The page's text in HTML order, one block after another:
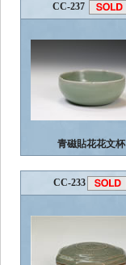
CC-237
青磁貼花花文杯
CC-233